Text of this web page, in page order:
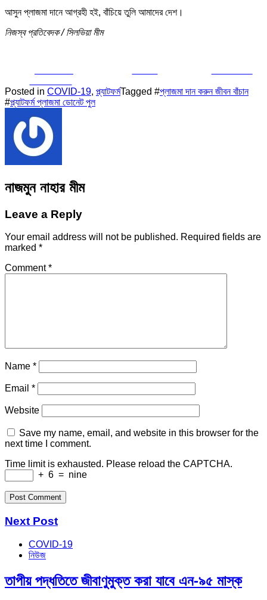
আসুন প্লাজমা দানে আগ্রহী হই, বাঁচিয়ে তুলি আমাদের দেশ।
নিজস্ব প্রতিবেদক / সিলভিয়া মীম
Posted in COVID-19, প্ল্যাটফর্মTagged #প্লাজমা দান করুন জীবন বাঁচান
#প্ল্যাটফর্ম প্লাজমা ডোনেট পুল
নাজমুন নাহার মীম
Leave a Reply
Your email address will not be published. Required fields are
marked *
Comment*
Name *
Email *
Website
Save my name, email, and website in this browser for the
next time I comment.
Time limit is exhausted. Please reload the CAPTCHA.
+ 6 = nine
Next Post
COVID-19
নিউজ
তাপীয় পদ্ধতিতে জীবাণুমুক্ত করা যাবে এন-৯৫ মাস্ক